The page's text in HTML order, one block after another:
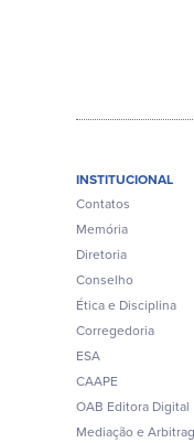
INSTITUCIONAL
Contatos
Memória
Diretoria
Conselho
Ética e Disciplina
Corregedoria
ESA
CAAPE
OAB Editora Digital
Mediação e